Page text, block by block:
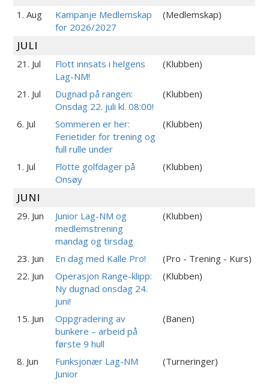
1. Aug
Kampanje Medlemskap
for 2026/2027
(Medlemskap)
JULI
21. Jul
Flott innsats i helgens
Lag-NM!
(Klubben)
21. Jul
Dugnad på rangen:
Onsdag 22. juli kl. 08:00!
(Klubben)
6. Jul
Sommeren er her:
Ferietider for trening og
full rulle under
(Klubben)
1. Jul
Flotte golfdager på
Onsøy
(Klubben)
JUNI
29. Jun
Junior Lag-NM og
medlemstrening
mandag og tirsdag
(Klubben)
23. Jun En dag med Kalle Pro!
(Pro - Trening - Kurs)
22. Jun
Operasjon Range-klipp:
Ny dugnad onsdag 24.
juni!
(Klubben)
15. Jun
Oppgradering av
bunkere – arbeid på
første 9 hull
(Banen)
8. Jun
Funksjonær Lag-NM
Junior
(Turneringer)